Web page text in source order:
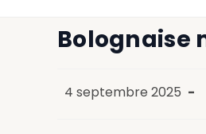
Bolognaise
4 septembre 2025